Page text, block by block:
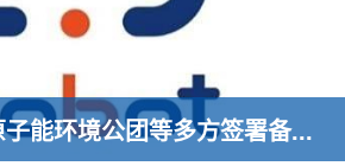
Clobot 携手韩国原子能环境公团等多方签署备忘录，推动放射性废物安全管理多机型机器人示范